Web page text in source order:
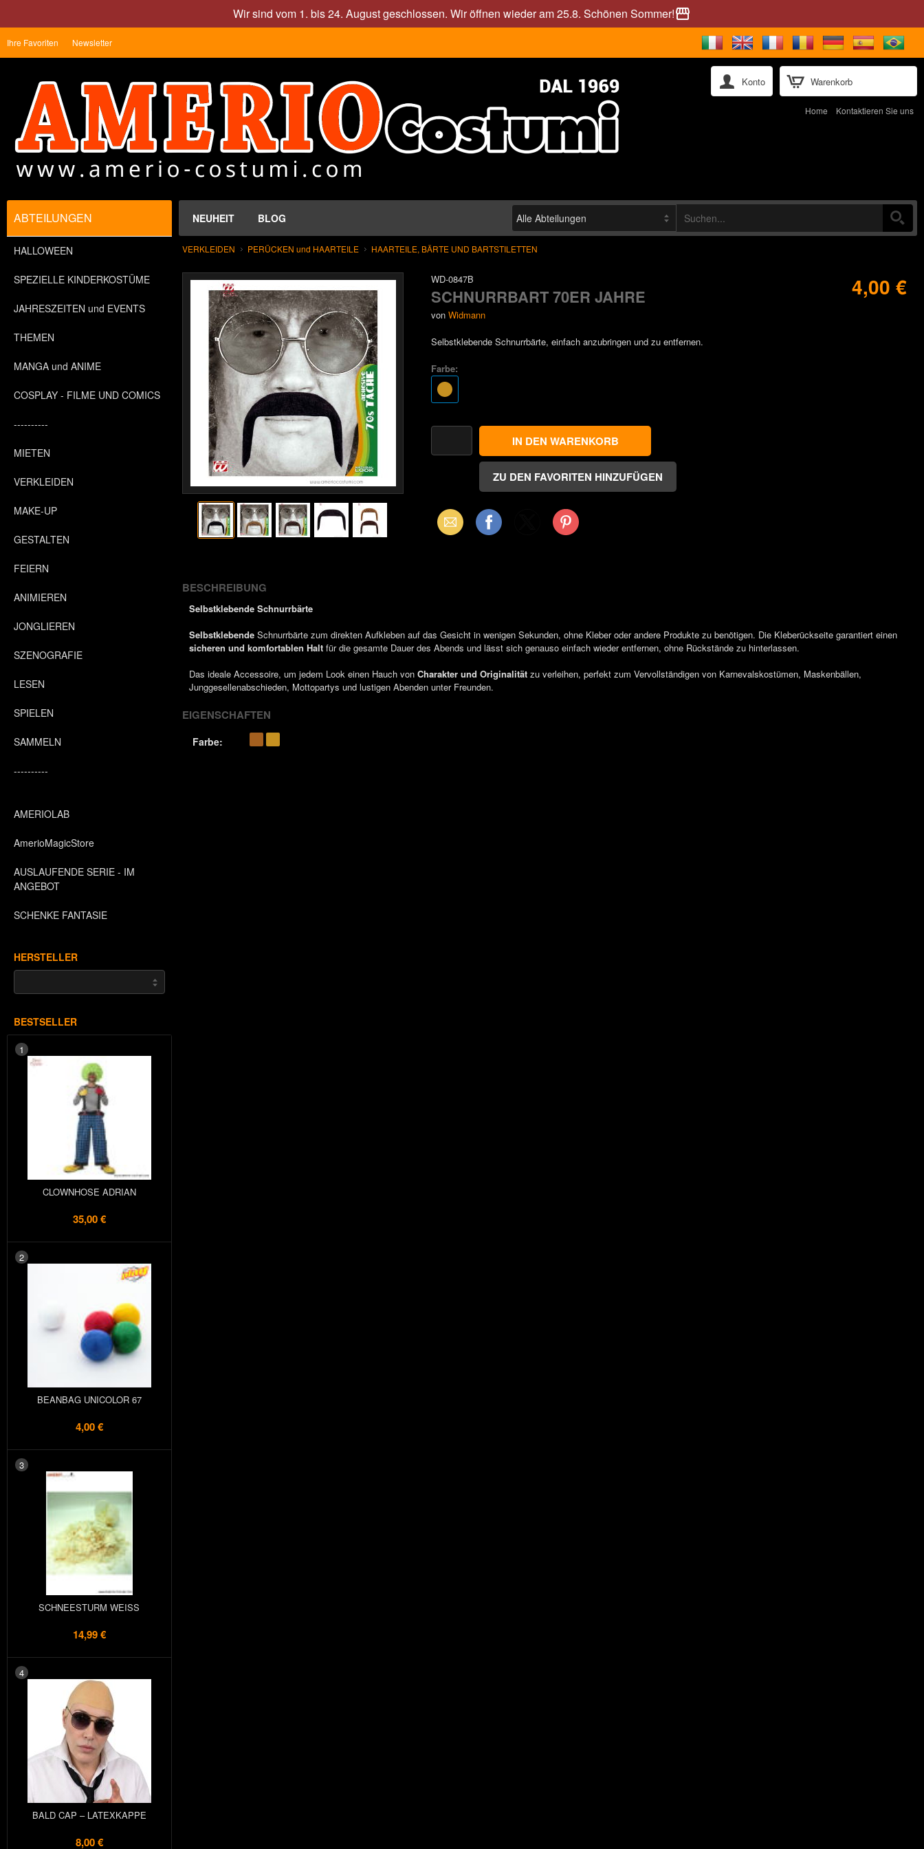
Wir sind vom 1. bis 24. August geschlossen. Wir öffnen wieder am 25.8. Schönen Sommer!storefront
Warenkorb
Ihre Favoriten Newsletter
Konto
Home Kontaktieren Sie uns
NEUHEIT BLOG
ABTEILUNGEN
HALLOWEEN
SPEZIELLE KINDERKOSTÜME
JAHRESZEITEN und EVENTS
THEMEN
MANGA und ANIME
COSPLAY - FILME UND COMICS
----------
MIETEN
VERKLEIDEN
MAKE-UP
GESTALTEN
FEIERN
ANIMIEREN
JONGLIEREN
SZENOGRAFIE
LESEN
SPIELEN
SAMMELN
----------
AMERIOLAB
AmerioMagicStore
AUSLAUFENDE SERIE - IM
ANGEBOT
SCHENKE FANTASIE
HERSTELLER
BESTSELLER
1
CLOWNHOSE ADRIAN
35,00 €
2
BEANBAG UNICOLOR 67
4,00 €
3
SCHNEESTURM WEISS
14,99 €
4
BALD CAP – LATEXKAPPE
8,00 €
VERKLEIDEN PERÜCKEN und HAARTEILE HAARTEILE, BÄRTE UND BARTSTILETTEN
WD-0847B
SCHNURRBART 70ER JAHRE
von Widmann
Selbstklebende Schnurrbärte, einfach anzubringen und zu entfernen.
Farbe:
4,00 €
Email Facebook Pinterest
BESCHREIBUNG
Selbstklebende Schnurrbärte
Selbstklebende Schnurrbärte zum direkten Aufkleben auf das Gesicht in wenigen Sekunden, ohne Kleber oder andere Produkte zu benötigen. Die Kleberückseite garantiert einen
sicheren und komfortablen Halt für die gesamte Dauer des Abends und lässt sich genauso einfach wieder entfernen, ohne Rückstände zu hinterlassen.
Das ideale Accessoire, um jedem Look einen Hauch von Charakter und Originalität zu verleihen, perfekt zum Vervollständigen von Karnevalskostümen, Maskenbällen,
Junggesellenabschieden, Mottopartys und lustigen Abenden unter Freunden.
EIGENSCHAFTEN
Farbe: